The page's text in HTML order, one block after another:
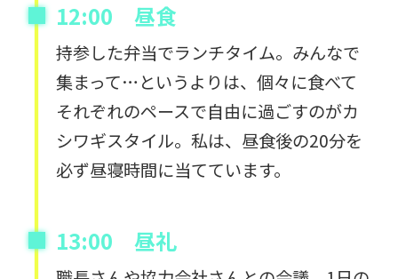
12:00 昼食
持参した弁当でランチタイム。みんなで
集まって…というよりは、個々に食べて
それぞれのペースで自由に過ごすのがカ
シワギスタイル。私は、昼食後の20分を
必ず昼寝時間に当てています。
13:00 昼礼